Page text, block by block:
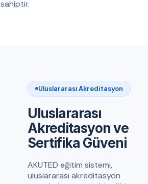
sahiptir.
Uluslararası Akreditasyon
Uluslararası
Akreditasyon ve
Sertifika Güveni
AKUTED eğitim sistemi,
uluslararası akreditasyon